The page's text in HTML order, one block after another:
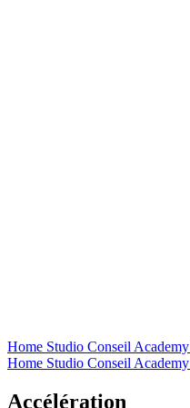
Home Studio Conseil Academy
Home Studio Conseil Academy
Accélération